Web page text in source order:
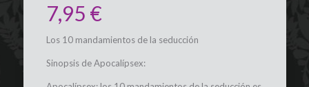
7,95 €
Los 10 mandamientos de la seducción
Sinopsis de Apocalípsex: